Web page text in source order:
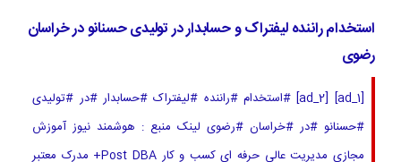
استخدام راننده لیفتراک و حسابدار در تولیدی حسنانو در خراسان
رضوی
[ad_1] [ad_2] #استخدام #راننده #لیفتراک #حسابدار #در #تولیدی
#حسنانو #در #خراسان #رضوی لینک منبع : هوشمند نیوز آموزش
مجازی مدیریت عالی حرفه ای کسب و کار Post DBA+ مدرک معتبر